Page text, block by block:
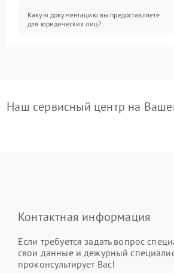
Какую документацию вы предоставляете
для юридических лиц?
Наш сервисный центр на
Контактная информация
Если требуется задать вопрос
свои данные и дежурный
проконсультирует Вас!